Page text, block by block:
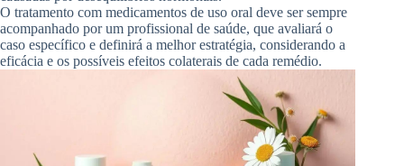
O tratamento com medicamentos de uso oral deve ser sempre
acompanhado por um profissional de saúde, que avaliará o
caso específico e definirá a melhor estratégia, considerando a
eficácia e os possíveis efeitos colaterais de cada remédio.